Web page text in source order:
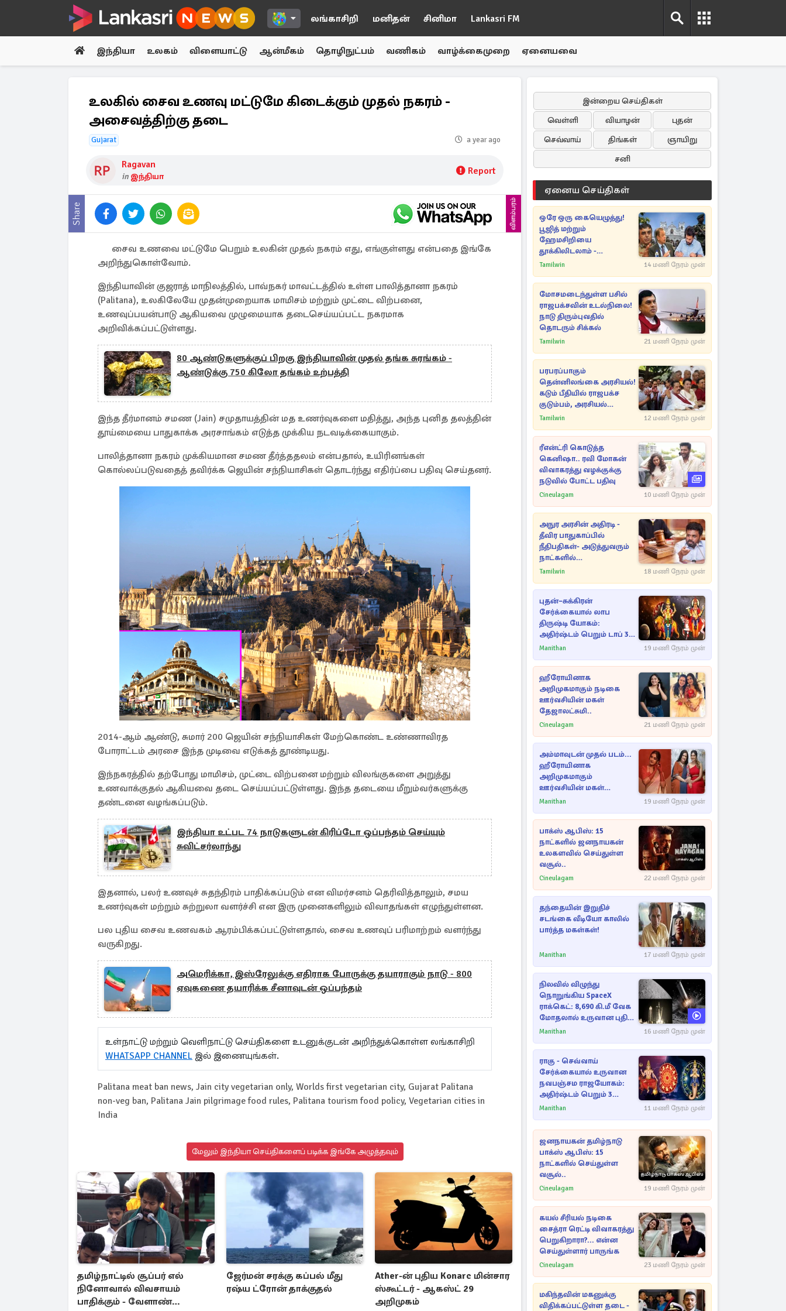
லங்காசிறி மனிதன் சினிமா Lankasri FM
இந்தியா உலகம் விளையாட்டு ஆன்மீகம் தொழிநுட்பம் வணிகம் வாழ்க்கைமுறை ஏனையவை
உலகில் சைவ உணவு மட்டுமே கிடைக்கும் முதல் நகரம் -
அசைவத்திற்கு தடை
Gujarat a year ago
Ragavan
in இந்தியா Report
Share விளம்பரம்
சைவ உணவை மட்டுமே பெறும் உலகின் முதல் நகரம் எது, எங்குள்ளது என்பதை இங்கே
அறிந்துகொள்வோம்.
இந்தியாவின் குஜராத் மாநிலத்தில், பாவ்நகர் மாவட்டத்தில் உள்ள பாலித்தானா நகரம்
(Palitana), உலகிலேயே முதன்முறையாக மாமிசம் மற்றும் முட்டை விற்பனை,
உணவுப்பயன்பாடு ஆகியவை முழுமையாக தடைசெய்யப்பட்ட நகரமாக
அறிவிக்கப்பட்டுள்ளது.
80 ஆண்டுகளுக்குப் பிறகு இந்தியாவின் முதல் தங்க சுரங்கம் -
ஆண்டுக்கு 750 கிலோ தங்கம் உற்பத்தி
இந்த தீர்மானம் சமண (Jain) சமுதாயத்தின் மத உணர்வுகளை மதித்து, அந்த புனித தலத்தின்
தூய்மையை பாதுகாக்க அரசாங்கம் எடுத்த முக்கிய நடவடிக்கையாகும்.
பாலித்தானா நகரம் முக்கியமான சமண தீர்த்ததலம் என்பதால், உயிரினங்கள்
கொல்லப்படுவதைத் தவிர்க்க ஜெயின் சந்நியாசிகள் தொடர்ந்து எதிர்ப்பை பதிவு செய்தனர்.
2014-ஆம் ஆண்டு, சுமார் 200 ஜெயின் சந்நியாசிகள் மேற்கொண்ட உண்ணாவிரத
போராட்டம் அரசை இந்த முடிவை எடுக்கத் தூண்டியது.
இந்நகரத்தில் தற்போது மாமிசம், முட்டை விற்பனை மற்றும் விலங்குகளை அறுத்து
உணவாக்குதல் ஆகியவை தடை செய்யப்பட்டுள்ளது. இந்த தடையை மீறும்வர்களுக்கு
தண்டனை வழங்கப்படும்.
இந்தியா உட்பட 74 நாடுகளுடன் கிரிப்டோ ஒப்பந்தம் செய்யும்
சுவிட்சர்லாந்து
இதனால், பலர் உணவுச் சுதந்திரம் பாதிக்கப்படும் என விமர்சனம் தெரிவித்தாலும், சமய
உணர்வுகள் மற்றும் சுற்றுலா வளர்ச்சி என இரு முனைகளிலும் விவாதங்கள் எழுந்துள்ளன.
பல புதிய சைவ உணவகம் ஆரம்பிக்கப்பட்டுள்ளதால், சைவ உணவுப் பரிமாற்றம் வளர்ந்து
வருகிறது.
அமெரிக்கா, இஸ்ரேலுக்கு எதிராக போருக்கு தயாராகும் நாடு - 800
ஏவுகணை தயாரிக்க சீனாவுடன் ஒப்பந்தம்
உள்நாட்டு மற்றும் வெளிநாட்டு செய்திகளை உடனுக்குடன் அறிந்துக்கொள்ள லங்காசிறி
WHATSAPP CHANNEL இல் இணையுங்கள்.
Palitana meat ban news, Jain city vegetarian only, Worlds first vegetarian city, Gujarat Palitana
non-veg ban, Palitana Jain pilgrimage food rules, Palitana tourism food policy, Vegetarian cities in
India
மேலும் இந்தியா செய்திகளைப் படிக்க இங்கே அழுத்தவும்
தமிழ்நாட்டில் சூப்பர் எல்
நினோவால் விவசாயம்
பாதிக்கும் - வேளாண்
ஜேர்மன் சரக்கு கப்பல் மீது
ரஷ்ய ட்ரோன் தாக்குதல்
Ather-ன் புதிய Konarc மின்சார
ஸ்கூட்டர் - ஆகஸ்ட் 29
அறிமுகம்
இன்றைய செய்திகள்
வெள்ளி
வியாழன்
புதன்
செவ்வாய்
திங்கள்
ஞாயிறு
சனி
ஏனைய செய்திகள்
ஒரே ஒரு கையெழுத்து!
பூஜித் மற்றும்
ஹேமசிறியை
தூக்கிலிடலாம் -
அநுரவுக்குச் சென்ற
Tamilwin 14 மணி நேரம் முன்
மோசமடைந்துள்ள பசில்
ராஜபக்சவின் உடல்நிலை!
நாடு திரும்புவதில்
தொடரும் சிக்கல்
Tamilwin 21 மணி நேரம் முன்
பரபரப்பாகும்
தென்னிலங்கை அரசியல்!
கடும் பீதியில் ராஜபக்ச
குடும்பம், அரசியல்
நட்புகள்
Tamilwin 12 மணி நேரம் முன்
ரீஎன்ட்ரி கொடுத்த
கெனிஷா.. ரவி மோகன்
விவாகரத்து வழக்குக்கு
நடுவில் போட்ட பதிவு
Cineulagam 10 மணி நேரம் முன்
அநுர அரசின் அதிரடி -
தீவிர பாதுகாப்பில்
நீதிபதிகள்- அடுத்துவரும்
நாட்களில்
அம்பலமாகவுள்ள ரகசியம்
Tamilwin 18 மணி நேரம் முன்
புதன்–சுக்கிரன்
சேர்க்கையால் லாப
திருஷ்டி யோகம்:
அதிர்ஷ்டம் பெறும் டாப் 3
ராசிகள்!
Manithan 19 மணி நேரம் முன்
ஹீரோயினாக
அறிமுகமாகும் நடிகை
ஊர்வசியின் மகள்
தேஜாலட்சுமி..
Cineulagam 21 மணி நேரம் முன்
அம்மாவுடன் முதல் படம்...
ஹீரோயினாக
அறிமுகமாகும்
ஊர்வசியின் மகள்
தேஜலட்சுமி!
Manithan 19 மணி நேரம் முன்
பாக்ஸ் ஆபிஸ்: 15
நாட்களில் ஜனநாயகன்
உலகளவில் செய்துள்ள
வசூல்..
Cineulagam 22 மணி நேரம் முன்
தந்தையின் இறுதிச்
சடங்கை வீடியோ காலில்
பார்த்த மகள்கள்!
Manithan 17 மணி நேரம் முன்
நிலவில் விழுந்து
நொறுங்கிய SpaceX
ராக்கெட்: 8,690 கி.மீ வேக
மோதலால் உருவான புதிய
பள்ளம்!
Manithan 16 மணி நேரம் முன்
ராகு - செவ்வாய்
சேர்க்கையால் உருவான
நவபஞ்சம ராஜயோகம்:
அதிர்ஷ்டம் பெறும் 3
ராசிகள்!
Manithan 11 மணி நேரம் முன்
ஜனநாயகன் தமிழ்நாடு
பாக்ஸ் ஆபிஸ்: 15
நாட்களில் செய்துள்ள
வசூல்..
Cineulagam 19 மணி நேரம் முன்
கயல் சீரியல் நடிகை
சைத்ரா ரெட்டி விவாகரத்து
பெறுகிறாரா?... என்ன
செய்துள்ளார் பாருங்க
Cineulagam 23 மணி நேரம் முன்
மகிந்தவின் மகனுக்கு
விதிக்கப்பட்டுள்ள தடை -